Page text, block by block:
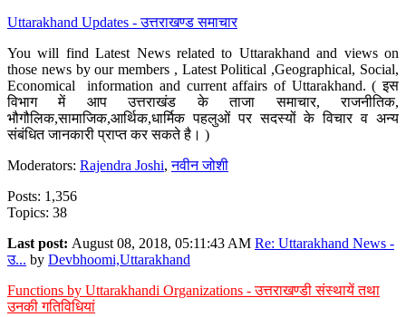
Uttarakhand Updates - उत्तराखण्ड समाचार
You will find Latest News related to Uttarakhand and views on
those news by our members , Latest Political ,Geographical, Social,
Economical information and current affairs of Uttarakhand. ( इस
विभाग में आप उत्तराखंड के ताजा समाचार, राजनीतिक,
भौगौलिक,सामाजिक,आर्थिक,धार्मिक पहलुओं पर सदस्यों के विचार व अन्य
संबंधित जानकारी प्राप्त कर सकते है। )
Moderators: Rajendra Joshi,नवीन जोशी
Posts: 1,356
Topics: 38
Last post: August 08, 2018, 05:11:43 AM Re: Uttarakhand News -
उ... by Devbhoomi,Uttarakhand
Functions by Uttarakhandi Organizations - उत्तराखण्डी संस्थायें तथा
उनकी गतिविधियां